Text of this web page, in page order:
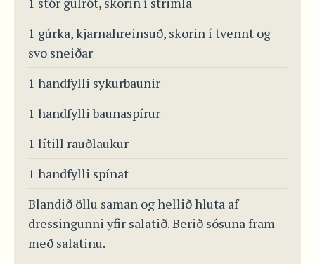
1 gúrka, kjarnahreinsuð, skorin í tvennt og
svo sneiðar
1 handfylli sykurbaunir
1 handfylli baunaspírur
1 lítill rauðlaukur
1 handfylli spínat
Blandið öllu saman og hellið hluta af
dressingunni yfir salatið. Berið sósuna fram
með salatinu.